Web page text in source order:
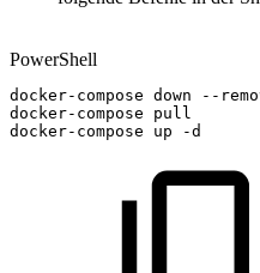
PowerShell
docker-compose down --
docker-compose
pull
docker-compose
up -d